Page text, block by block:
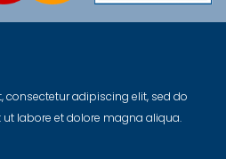
consectetur adipiscing elit, sed do
labore et dolore magna aliqua.